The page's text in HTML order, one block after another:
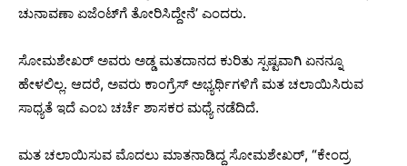
ಚುನಾವಣಾ ಏಜೆಂಟ್‌ಗೆ ತೋರಿಸಿದ್ದೇನೆ’ ಎಂದರು.
ಸೋಮಶೇಖ‌ರ್ ಅವರು ಅಡ್ಡ ಮತದಾನದ ಕುರಿತು ಸ್ಪಷ್ಟವಾಗಿ ಏನನ್ನೂ
ಹೇಳಲಿಲ್ಲ. ಆದರೆ, ಅವರು ಕಾಂಗ್ರೆಸ್ ಅಭ್ಯರ್ಥಿಗಳಿಗೆ ಮತ ಚಲಾಯಿಸಿರುವ
ಸಾಧ್ಯತೆ ಇದೆ ಎಂಬ ಚರ್ಚೆ ಶಾಸಕರ ಮಧ್ಯೆ ನಡೆದಿದೆ.
ಮತ ಚಲಾಯಿಸುವ ಮೊದಲು ಮಾತನಾಡಿದ್ದ ಸೋಮಶೇಖರ್, “ಕೇಂದ್ರ